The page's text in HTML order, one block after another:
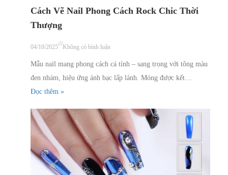
Cách Vẽ Nail Phong Cách Rock Chic Thời
Thượng
04/10/2025/// Không có bình luận
Mẫu nail mang phong cách cá tính – sang trọng với tông màu
đen nhám, hiệu ứng ánh bạc lấp lánh. Móng được kết…
Đọc thêm »